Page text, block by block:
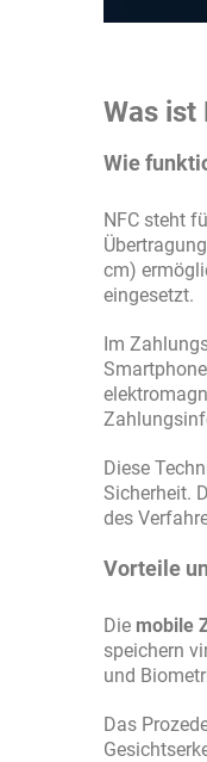
Was ist
Wie
NFC steht
cm)
eingesetzt.
Im
Diese
Sicherheit.
des
Vorteile
Die mobile
speichern
und
Das